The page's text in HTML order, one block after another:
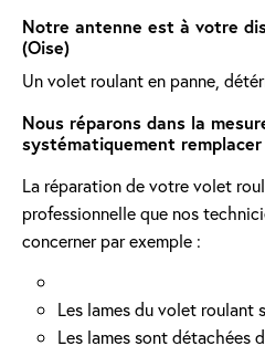
Notre antenne est à votre
(Oise)
Un volet roulant en panne,
Nous réparons dans la
systématiquement remplacer
La réparation de votre volet
professionnelle que nos
concerner par exemple :
Les lames du volet roulant
Les lames sont détachées